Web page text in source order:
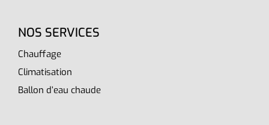
NOS SERVICES
Chauffage
Climatisation
Ballon d’eau chaude